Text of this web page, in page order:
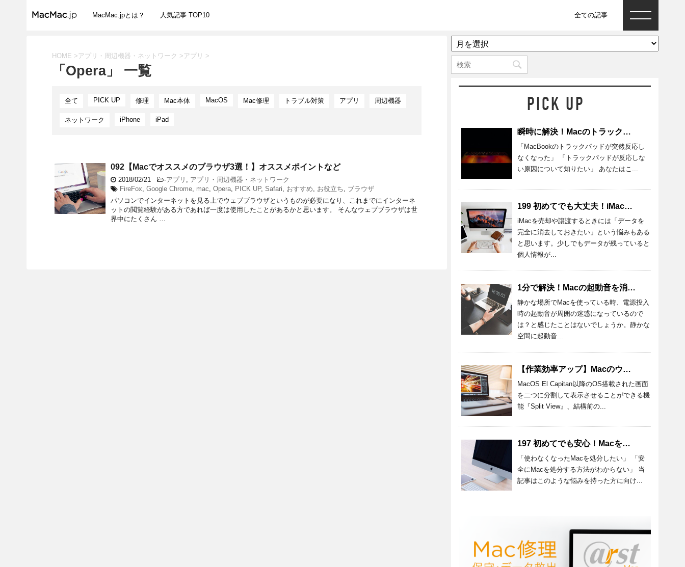
MacMac.jpとは？ 人気記事 TOP10 全ての記事
HOME >アプリ・周辺機器・ネットワーク >アプリ >
「Opera」 一覧
全て PICK UP 修理 Mac本体 MacOS Mac修理 トラブル対策 アプリ 周辺機器
ネットワーク iPhone iPad
092【Macでオススメのブラウザ3選！】オススメポイントなど
2018/02/21 -アプリ , アプリ・周辺機器・ネットワーク
FireFox, Google Chrome, mac, Opera, PICK UP, Safari, おすすめ, お役立ち, ブラウザ
パソコンでインターネットを見る上でウェブブラウザというものが必要になり、これまでにインターネ
ットの閲覧経験がある方であれば一度は使用したことがあるかと思います。 そんなウェブブラウザは世
界中にたくさん …
ア
ー
カ
イ
瞬時に解決！Macのトラックパッドが反応しないときの原因と対処法
「MacBookのトラックパッドが突然反応し
なくなった」 「トラックパッドが反応しな
い原因について知りたい」 あなたはこ...
199 初めてでも大丈夫！iMacのデータを完全消去する準備・方法を紹介
iMacを売却や譲渡するときには「データを
完全に消去しておきたい」という悩みもある
と思います。少しでもデータが残っていると
個人情報が...
1分で解決！Macの起動音を消す設定方法とおすすめアプリを紹介！
静かな場所でMacを使っている時、電源投入
時の起動音が周囲の迷惑になっているので
は？と感じたことはないでしょうか。静かな
空間に起動音...
【作業効率アップ】Macのウィンドウを半分にする方法を詳しく解説
MacOS El Capitan以降のOS搭載された画面
を二つに分割して表示させることができる機
能『Split View』、結構前の...
197 初めてでも安心！Macを処分するときの準備と方法を詳しく解説！
「使わなくなったMacを処分したい」 「安
全にMacを処分する方法がわからない」 当
記事はこのような悩みを持った方に向け...